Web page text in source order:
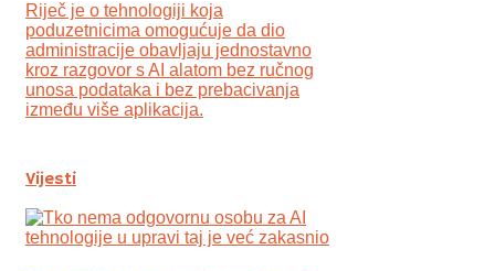
Riječ je o tehnologiji koja
poduzetnicima omogućuje da dio
administracije obavljaju jednostavno
kroz razgovor s AI alatom bez ručnog
unosa podataka i bez prebacivanja
između više aplikacija.
Vijesti